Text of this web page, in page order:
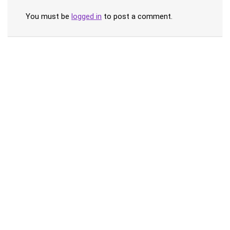
You must be logged in to post a comment.